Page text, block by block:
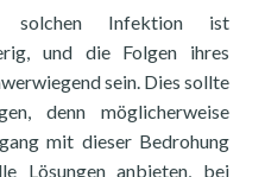
solchen Infektion ist
und die Folgen ihres
sein. Dies sollte
denn möglicherweise
mit dieser Bedrohung
Lösungen anbieten, bei